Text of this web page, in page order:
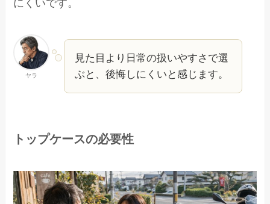
にくいです。
ヤラ
見た目より日常の扱いやすさで選
ぶと、後悔しにくいと感じます。
トップケースの必要性